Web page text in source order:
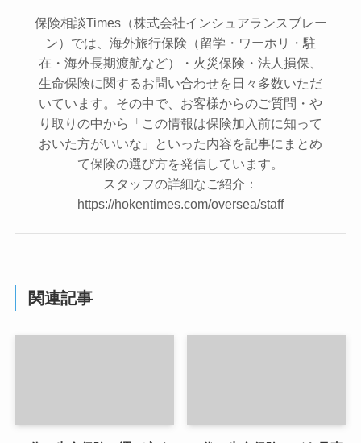
保険相談Times（株式会社インシュアランスブレー
ン）では、海外旅行保険（留学・ワーホリ・駐
在・海外長期渡航など）・火災保険・法人損保、
生命保険に関するお問い合わせを日々多数いただ
いています。その中で、お客様からのご質問・や
り取りの中から「この情報は保険加入前に知って
おいた方がいいな」といった内容を記事にまとめ
て保険の選び方を発信しています。
スタッフの詳細なご紹介：
https://hokentimes.com/oversea/staff
関連記事